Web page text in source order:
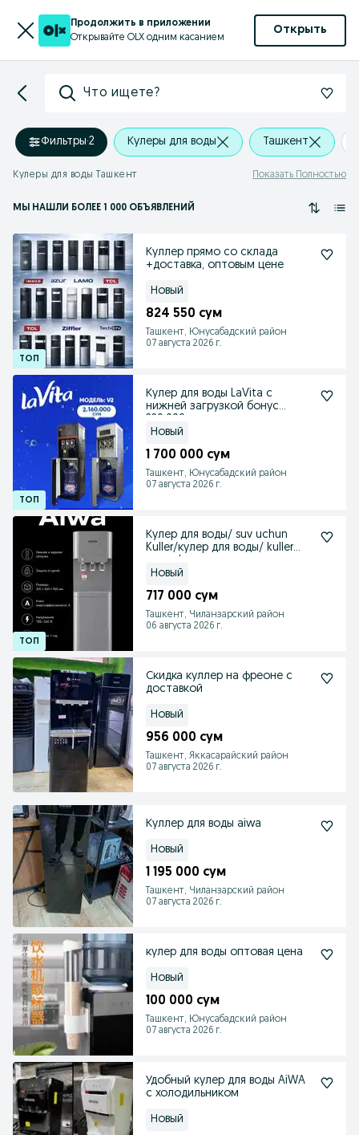
Продолжить в приложении
Открывайте OLX одним касанием
Открыть
Что ищете?
Фильтры·2 Кулеры для воды Ташкент
Кулеры для воды Ташкент Показать Полностью
МЫ НАШЛИ БОЛЕЕ 1 000 ОБЪЯВЛЕНИЙ
Куллер прямо со склада
+доставка, оптовым цене
Новый
824 550 сум
Ташкент, Юнусабадский район
07 августа 2026 г.
Кулер для воды LaVita с
нижней загрузкой бонус
Новый
1 700 000 сум
Ташкент, Юнусабадский район
07 августа 2026 г.
Кулер для воды/ suv uchun
Kuller/кулер для воды/ kuller
Новый
717 000 сум
Ташкент, Чиланзарский район
06 августа 2026 г.
Скидка куллер на фреоне с
доставкой
Новый
956 000 сум
Ташкент, Яккасарайский район
07 августа 2026 г.
Куллер для воды aiwa
Новый
1 195 000 сум
Ташкент, Чиланзарский район
07 августа 2026 г.
кулер для воды оптовая цена
Новый
100 000 сум
Ташкент, Юнусабадский район
07 августа 2026 г.
Удобный кулер для воды AiWA
с холодильником
Новый